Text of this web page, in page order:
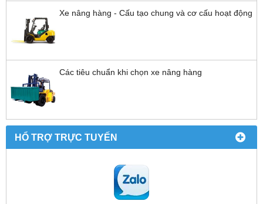
Xe nâng hàng - Cấu tạo chung và cơ cấu hoạt động
Các tiêu chuẩn khi chọn xe nâng hàng
HỔ TRỢ TRỰC TUYẾN